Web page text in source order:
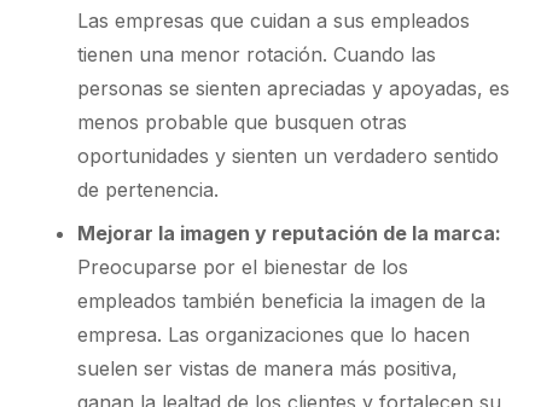
Las empresas que cuidan a sus empleados
tienen una menor rotación. Cuando las
personas se sienten apreciadas y apoyadas, es
menos probable que busquen otras
oportunidades y sienten un verdadero sentido
de pertenencia.
Mejorar la imagen y reputación de la marca:
Preocuparse por el bienestar de los
empleados también beneficia la imagen de la
empresa. Las organizaciones que lo hacen
suelen ser vistas de manera más positiva,
ganan la lealtad de los clientes y fortalecen su